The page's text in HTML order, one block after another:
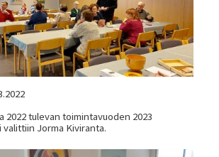
2022 tulevan toimintavuoden 2023
Jorma Kiviranta.